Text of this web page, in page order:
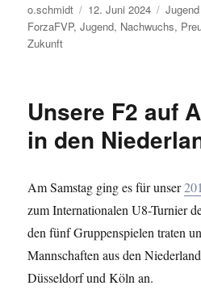
Autor
o.schmidt
Veröffentlicht
am
12. Juni 2024 Jugend
ForzaFVP,Jugend, Nachwuchs,
Zukunft
Unsere F2 auf
in den
Am Samstag ging es für unser
zum Internationalen U8-Turnier
den fünf Gruppenspielen traten
Mannschaften aus den
Düsseldorf und Köln an.